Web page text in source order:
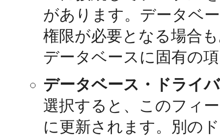
があります。データベ
権限が必要となる場合
データベースに固有の
データベース・ドライ
選択すると、このフィ
に更新されます。別の